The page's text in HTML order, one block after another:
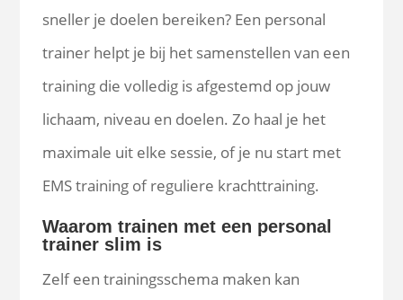
sneller je doelen bereiken? Een personal
trainer helpt je bij het samenstellen van een
training die volledig is afgestemd op jouw
lichaam, niveau en doelen. Zo haal je het
maximale uit elke sessie, of je nu start met
EMS training of reguliere krachttraining.
Waarom trainen met een personal
trainer slim is
Zelf een trainingsschema maken kan